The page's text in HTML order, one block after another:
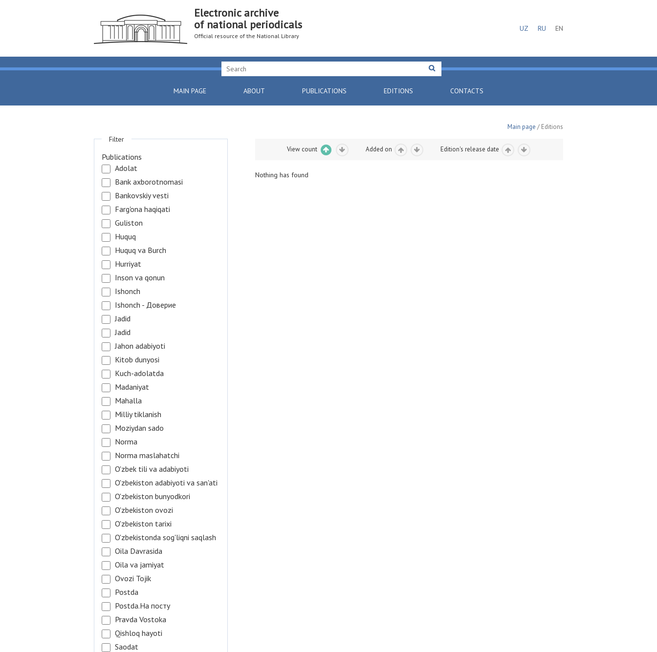
Electronic archive
of national periodicals
Official resource of the National Library
UZ RU EN
MAIN PAGE ABOUT PUBLICATIONS EDITIONS CONTACTS
Main page / Editions
View count Added on Edition's release date
Nothing has found
Filter
Publications
Adolat
Bank axborotnomasi
Bankovskiy vesti
Farg'ona haqiqati
Guliston
Huquq
Huquq va Burch
Hurriyat
Inson va qonun
Ishonch
Ishonch - Доверие
Jadid
Jadid
Jahon adabiyoti
Kitob dunyosi
Kuch-adolatda
Madaniyat
Mahalla
Milliy tiklanish
Moziydan sado
Norma
Norma maslahatchi
O'zbek tili va adabiyoti
O'zbekiston adabiyoti va san'ati
O'zbekiston bunyodkori
O'zbekiston ovozi
O'zbekiston tarixi
O'zbekistonda sog'liqni saqlash
Oila Davrasida
Oila va jamiyat
Ovozi Tojik
Postda
Postda.На посту
Pravda Vostoka
Qishloq hayoti
Saodat